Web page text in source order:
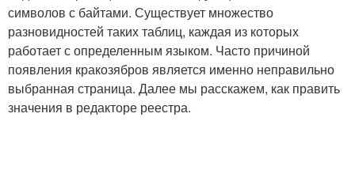
символов с байтами. Существует множество
разновидностей таких таблиц, каждая из которых
работает с определенным языком. Часто причиной
появления кракозябров является именно неправильно
выбранная страница. Далее мы расскажем, как править
значения в редакторе реестра.